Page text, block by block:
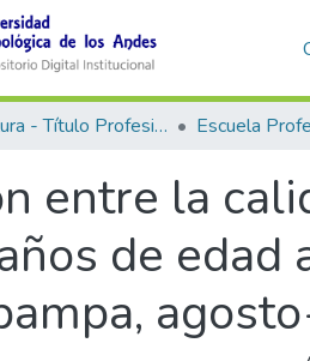
Licenciatura - Título Profesional
entre la
de edad